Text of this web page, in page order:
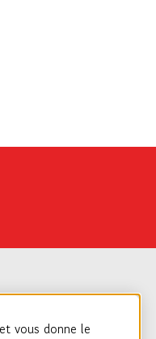
vous donne le